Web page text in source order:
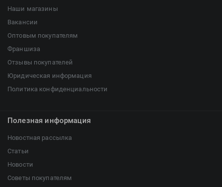
Наши магазины
Вакансии
Оптовым покупателям
Франшиза
Отзывы покупателей
Юридическая информация
Политика конфиденциальности
Полезная информация
Новостная рассылка
Статьи
Новости
Советы покупателям